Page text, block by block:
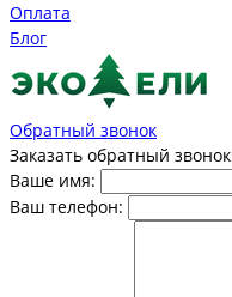
Оплата
Блог
Обратный звонок
Заказать обратный звонок
Ваше имя:
Ваш телефон: